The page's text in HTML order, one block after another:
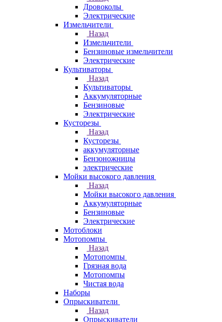
Дровоколы
Электрические
Измельчители
Назад
Измельчители
Бензиновые измельчители
Электрические
Культиваторы
Назад
Культиваторы
Аккумуляторные
Бензиновые
Электрические
Кусторезы
Назад
Кусторезы
аккумуляторные
Бензоножницы
электрические
Мойки высокого давления
Назад
Мойки высокого давления
Аккумуляторные
Бензиновые
Электрические
Мотоблоки
Мотопомпы
Назад
Мотопомпы
Грязная вода
Мотопомпы
Чистая вода
Наборы
Опрыскиватели
Назад
Опрыскиватели